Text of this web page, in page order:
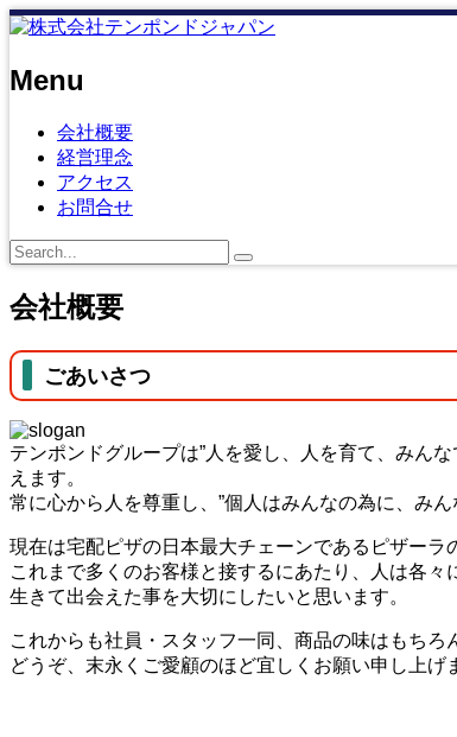
Menu
会社概要
経営理念
アクセス
お問合せ
会社概要
ごあいさつ
テンポンドグループは”人を愛し、人を育て、みん
えます。
常に心から人を尊重し、”個人はみんなの為に、み
現在は宅配ピザの日本最大チェーンであるピザー
これまで多くのお客様と接するにあたり、人は各
生きて出会えた事を大切にしたいと思います。
これからも社員・スタッフ一同、商品の味はもち
どうぞ、末永くご愛顧のほど宜しくお願い申し上げ